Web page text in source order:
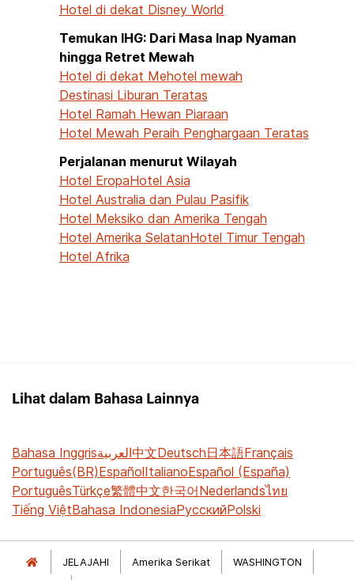
Hotel di dekat Disney World
Temukan IHG: Dari Masa Inap Nyaman
hingga Retret Mewah
Hotel di dekat Mehotel mewah
Destinasi Liburan Teratas
Hotel Ramah Hewan Piaraan
Hotel Mewah Peraih Penghargaan Teratas
Perjalanan menurut Wilayah
Hotel EropaHotel Asia
Hotel Australia dan Pulau Pasifik
Hotel Meksiko dan Amerika Tengah
Hotel Amerika SelatanHotel Timur Tengah
Hotel Afrika
Lihat dalam Bahasa Lainnya
Bahasa Inggrisالعربية中文Deutsch日本語Français
Português(BR)EspañolItalianoEspañol (España)
PortuguêsTürkçe繁體中文한국어Nederlandsไทย
Tiếng ViệtBahasa IndonesiaРусскийPolski
JELAJAHI Amerika Serikat
WASHINGTON